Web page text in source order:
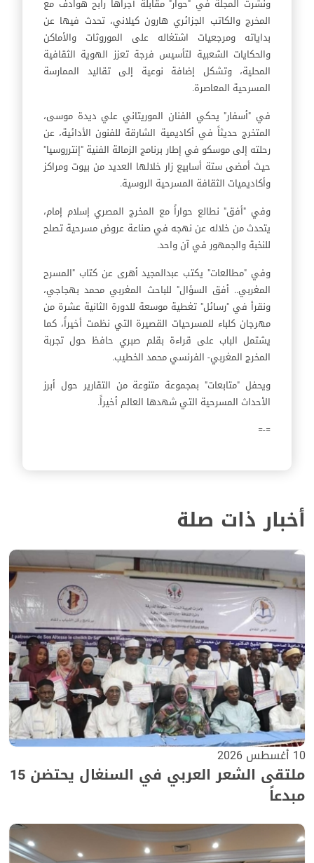
ونشرت المجلة في "حوار" مقابلة أجراها رابح هوادف مع
المخرج والكاتب الجزائري هارون كيلاني، تحدث فيها عن
بداياته ومرجعيات اشتغاله على الموروثات والأماكن
والحكايات الشعبية لتأسيس فرجة تعزز الهوية الثقافية
المحلية، وتشكل إضافة نوعية إلى تقاليد الممارسة
المسرحية المعاصرة.
في "أسفار" يحكي الفنان الموريتاني علي ديدة موسى،
المتخرج حديثاً في أكاديمية الشارقة للفنون الأدائية، عن
رحلته إلى موسكو في إطار برنامج الزمالة الفنية "إنترروسيا"
حيث أمضى ستة أسابيع زار خلالها العديد من بيوت ومراكز
وأكاديميات الثقافة المسرحية الروسية.
وفي "أفق" نطالع حواراً مع المخرج المصري إسلام إمام،
يتحدث من خلاله عن نهجه في صناعة عروض مسرحية تصلح
للنخبة والجمهور في آن واحد.
وفي "مطالعات" يكتب عبدالمجيد أهرى عن كتاب "المسرح
المغربي.. أفق السؤال" للباحث المغربي محمد بهجاجي،
ونقرأ في "رسائل" تغطية موسعة للدورة الثانية عشرة من
مهرجان كلباء للمسرحيات القصيرة التي نظمت أخيراً، كما
يشتمل الباب على قراءة بقلم صبري حافظ حول تجربة
المخرج المغربي- الفرنسي محمد الخطيب.
ويحفل "متابعات" بمجموعة متنوعة من التقارير حول أبرز
الأحداث المسرحية التي شهدها العالم أخيراً.
=-=
أخبار ذات صلة
10 أغسطس 2026
ملتقى الشعر العربي في السنغال يحتضن 15
مبدعاً